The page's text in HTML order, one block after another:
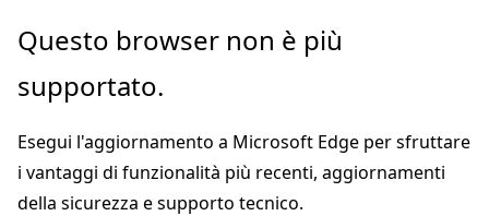
Ignora
passa
contenuto
principale
Questo browser non è più
supportato.
Esegui l'aggiornamento a Microsoft Edge per sfruttare
i vantaggi di funzionalità più recenti, aggiornamenti
della sicurezza e supporto tecnico.